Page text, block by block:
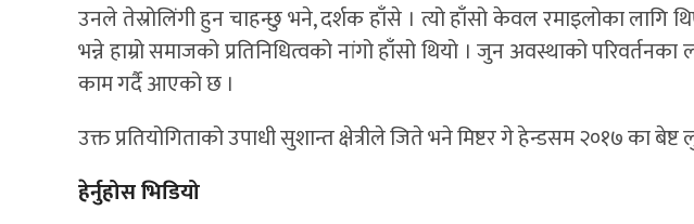
उनले तेस्रोलिंगी हुन चाहन्छु भने, दर्शक हाँसे । त्यो हाँसो केवल रमाइलोका लागि
भन्ने हाम्रो समाजको प्रतिनिधित्वको नांगो हाँसो थियो । जुन अवस्थाको
काम गर्दै आएको छ ।
उक्त प्रतियोगिताको उपाधी सुशान्त क्षेत्रीले जिते भने मिष्टर गे हेन्डसम २०१७ का
हेर्नुहोस भिडियो